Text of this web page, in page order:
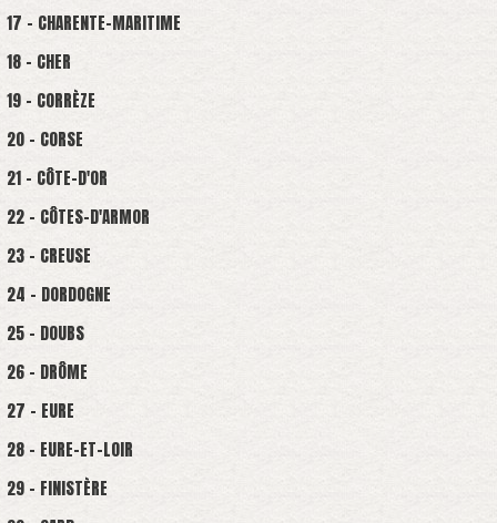
17 - CHARENTE-MARITIME
18 - CHER
19 - CORRÈZE
20 - CORSE
21 - CÔTE-D'OR
22 - CÔTES-D'ARMOR
23 - CREUSE
24 - DORDOGNE
25 - DOUBS
26 - DRÔME
27 - EURE
28 - EURE-ET-LOIR
29 - FINISTÈRE